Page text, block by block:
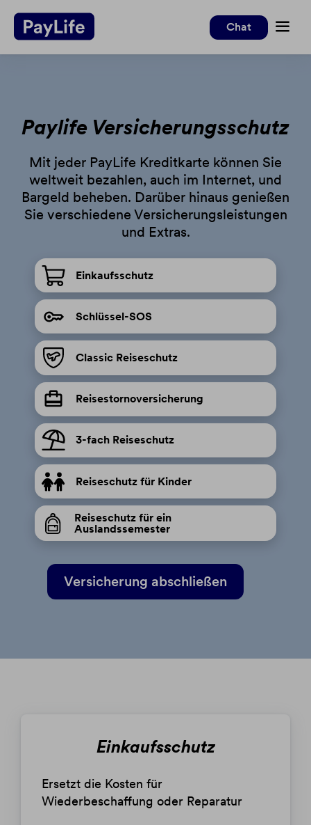
Weiter
zum
Weiter
zur
Chat
Black®
Platinum
GoldPlus
Studentenkarten
Versicherungen
Upload-Center
Kontakt
Downloads
Serviceportal PayLife
PayLife App
3D Secure
Internet Sicherheit
Login
Paylife Versicherungsschutz
Mit jeder PayLife Kreditkarte können Sie
weltweit bezahlen, auch im Internet, und
Bargeld beheben. Darüber hinaus genießen
Sie verschiedene Versicherungsleistungen
und Extras.
Einkaufsschutz
Schlüssel-SOS
Classic Reiseschutz
Reisestornoversicherung
3-fach Reiseschutz
Reiseschutz für Kinder
Reiseschutz für ein
Auslandssemester
Versicherung abschließen
Einkaufsschutz
Ersetzt die Kosten für
Wiederbeschaffung oder Reparatur